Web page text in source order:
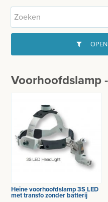
HOME
INFO
BESURGICAL -
OPERATIE SETS
CONTACT
login
WOND- EN VERBANDMATERIAAL
HANDSCHOENEN
HECHTINGSMATERIAAL
Voorhoofdslamp
Heine voorhoofdslamp 3S LED
met transfo zonder batterij